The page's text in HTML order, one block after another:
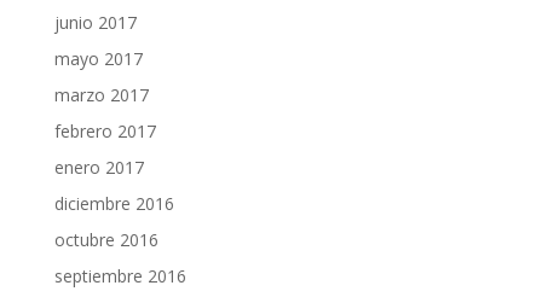
junio 2017
mayo 2017
marzo 2017
febrero 2017
enero 2017
diciembre 2016
octubre 2016
septiembre 2016